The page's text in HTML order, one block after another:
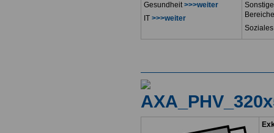
Gesundheit>>>weiter
IT >>>weiter
Sonstige